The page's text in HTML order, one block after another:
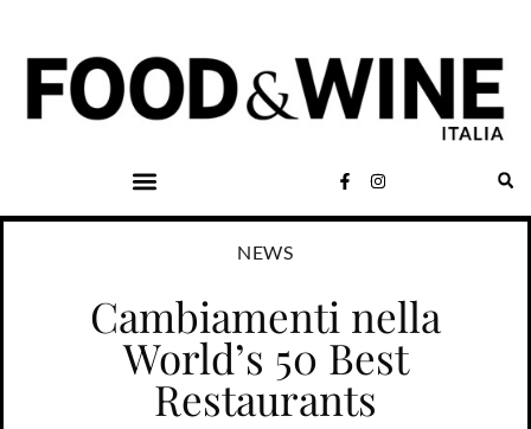
NEWS
Cambiamenti nella
World’s 50 Best
Restaurants